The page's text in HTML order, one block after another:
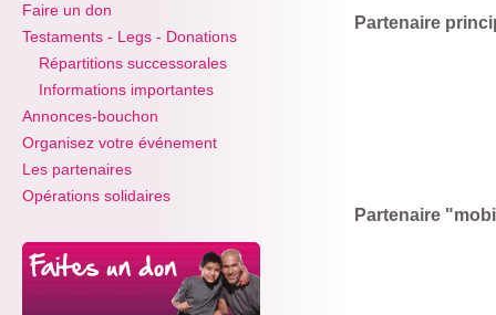
Faire un don
Testaments - Legs - Donations
Répartitions successorales
Informations importantes
Annonces-bouchon
Organisez votre événement
Les partenaires
Opérations solidaires
Partenaire
Partenaire